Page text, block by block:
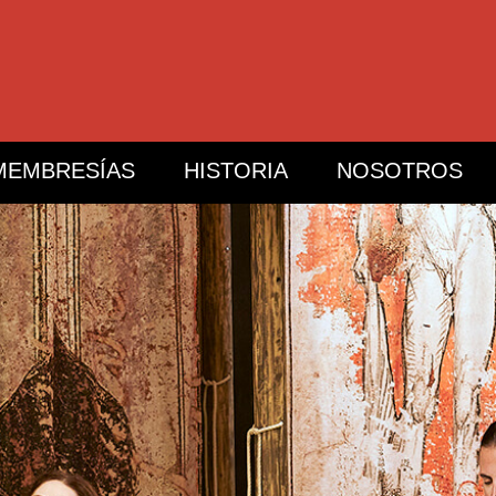
HISTORIA NOSOTROS